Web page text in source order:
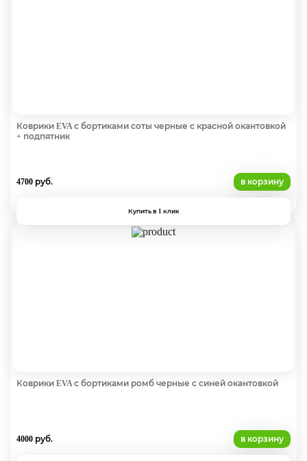
Коврики EVA с бортиками соты черные с красной окантовкой
+ подпятник
4700 руб. в корзину
Купить в 1 клик
Коврики EVA с бортиками ромб черные с синей окантовкой
4000 руб. в корзину